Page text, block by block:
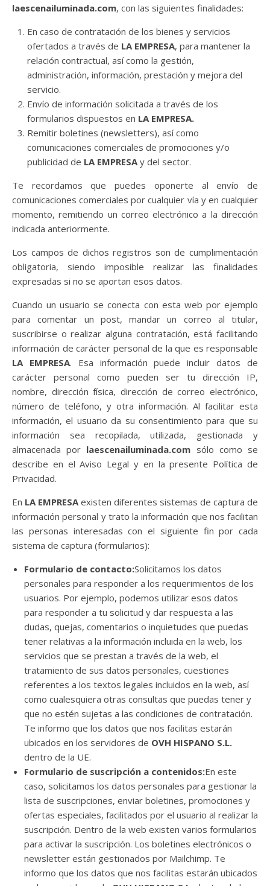
laescenailuminada.com, con las siguientes finalidades:
En caso de contratación de los bienes y servicios
ofertados a través de LA EMPRESA, para mantener la
relación contractual, así como la gestión,
administración, información, prestación y mejora del
servicio.
Envío de información solicitada a través de los
formularios dispuestos en LA EMPRESA.
Remitir boletines (newsletters), así como
comunicaciones comerciales de promociones y/o
publicidad de LA EMPRESAy del sector.
Te recordamos que puedes oponerte al envío de
comunicaciones comerciales por cualquier vía y en cualquier
momento, remitiendo un correo electrónico a la dirección
indicada anteriormente.
Los campos de dichos registros son de cumplimentación
obligatoria, siendo imposible realizar las finalidades
expresadas si no se aportan esos datos.
Cuando un usuario se conecta con esta web por ejemplo
para comentar un post, mandar un correo al titular,
suscribirse o realizar alguna contratación, está facilitando
información de carácter personal de la que es responsable
LA EMPRESA. Esa información puede incluir datos de
carácter personal como pueden ser tu dirección IP,
nombre, dirección física, dirección de correo electrónico,
número de teléfono, y otra información. Al facilitar esta
información, el usuario da su consentimiento para que su
información sea recopilada, utilizada, gestionada y
almacenada por laescenailuminada.com sólo como se
describe en el Aviso Legal y en la presente Política de
Privacidad.
En LA EMPRESAexisten diferentes sistemas de captura de
información personal y trato la información que nos facilitan
las personas interesadas con el siguiente fin por cada
sistema de captura (formularios):
Formulario de contacto:Solicitamos los datos
personales para responder a los requerimientos de los
usuarios. Por ejemplo, podemos utilizar esos datos
para responder a tu solicitud y dar respuesta a las
dudas, quejas, comentarios o inquietudes que puedas
tener relativas a la información incluida en la web, los
servicios que se prestan a través de la web, el
tratamiento de sus datos personales, cuestiones
referentes a los textos legales incluidos en la web, así
como cualesquiera otras consultas que puedas tener y
que no estén sujetas a las condiciones de contratación.
Te informo que los datos que nos facilitas estarán
ubicados en los servidores de OVH HISPANO S.L.
dentro de la UE.
Formulario de suscripción a contenidos:En este
caso, solicitamos los datos personales para gestionar la
lista de suscripciones, enviar boletines, promociones y
ofertas especiales, facilitados por el usuario al realizar la
suscripción. Dentro de la web existen varios formularios
para activar la suscripción. Los boletines electrónicos o
newsletter están gestionados por Mailchimp. Te
informo que los datos que nos facilitas estarán ubicados